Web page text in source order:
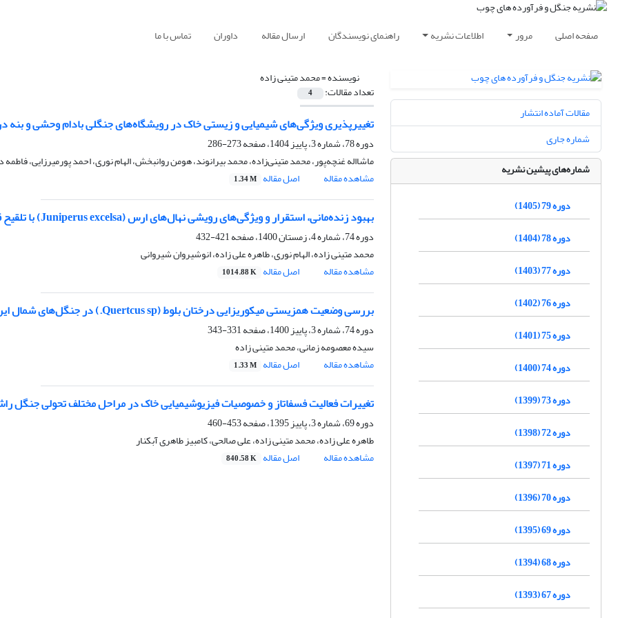
صفحه اصلی مرور اطلاعات نشریه راهنمای نویسندگان ارسال مقاله داوران تماس با ما
نویسنده =محمد متینی زاده
تعداد مقالات: 4
تغییرپذیری ویژگی‌های شیمیایی و زیستی خاک در رویشگاه‌های جنگلی بادام وحشی و بنه
دوره 78، شماره 3، پاییز 1404، صفحه
273-286
ماشااله غنچه‌پور، محمد متینی‌زاده، محمد بیرانوند، هومن روانبخش، الهام نوری، احمد پورمیرزایی، فاطمه
مشاهده مقاله
اصل مقاله 1.34 M
بهبود زنده‌مانی، استقرار و ویژگی‌های رویشی نهال‌های ارس (Juniperus excelsa) با تلقیح قارچ‌های میکوریزی بومی
دوره 74، شماره 4، زمستان 1400، صفحه
421-432
محمد متینی زاده، الهام نوری، طاهره علی زاده، انوشیروان شیروانی
مشاهده مقاله
اصل مقاله 1014.88 K
بررسی وضعیت همزیستی میکوریزایی درختان بلوط (Quertcus sp.) در جنگل‌های شمال ایران
دوره 74، شماره 3، پاییز 1400، صفحه
331-343
سیده معصومه زمانی، محمد متینی زاده
مشاهده مقاله
اصل مقاله 1.33 M
تغییرات فعالیت فسفاتاز و خصوصیات فیزیوشیمیایی خاک در مراحل مختلف تحولی جنگل
دوره 69، شماره 3، پاییز 1395، صفحه
453-460
طاهره علی زاده، محمد متینی زاده، علی صالحی، کامبیز طاهری آبکنار
مشاهده مقاله
اصل مقاله 840.58 K
مقالات آماده انتشار
شماره جاری
شماره‌های پیشین نشریه
دوره 79 (1405)
دوره 78 (1404)
دوره 77 (1403)
دوره 76 (1402)
دوره 75 (1401)
دوره 74 (1400)
دوره 73 (1399)
دوره 72 (1398)
دوره 71 (1397)
دوره 70 (1396)
دوره 69 (1395)
دوره 68 (1394)
دوره 67 (1393)